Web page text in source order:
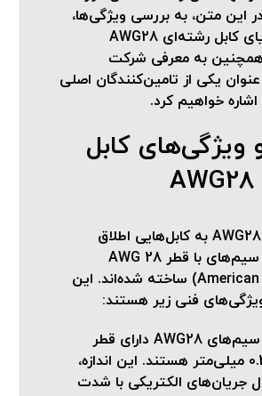
این متن، به بررسی ویژگی‌ها،
کاربردها و مزایای کابل رشته‌ای AWG28
همچنین به معرفی شرکت
یکی از تامین‌کنندگان اصلی
اشاره خواهیم کرد.
ویژگی‌های کابل
کابل رشته‌ای AWG28 به کابل‌هایی اطلاق
می‌شود که از سیم‌های با قطر 28 AWG
(American Wire Gauge) ساخته شده‌اند. این
ویژگی‌های فنی زیر هستند:
: سیم‌های AWG28 دارای قطر
تقریبی 0.32 میلی‌متر هستند. این اندازه،
جریان‌های الکتریکی با شدت